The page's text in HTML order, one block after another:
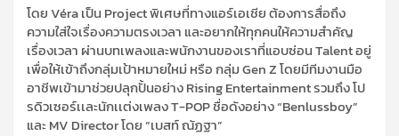
โดย Véra เป็น Project พิเศษที่ทางแอร์เอเชีย ต้องการสื่อถึง
ความใส่ใจเรื่องความตรงเวลา และอยากให้ทุกคนให้ความสำคัญ
เรื่องเวลา ผ่านบทเพลงและพนักงานของเราที่แอบซ่อน Talent อยู่
เพื่อให้เข้าถึงกลุ่มเป้าหมายใหม่ หรือ กลุ่ม Gen Z โดยมีทีมงานมือ
อาชีพเข้ามาช่วยปลุกปั้นอย่าง Rising Entertainment รวมถึง โป
รดิวเซอร์เเละนักเเต่งเพลง T-POP ชื่อดังอย่าง “Benlussboy”
และ MV Director โดย “เบสท์ ณัฏฐา”